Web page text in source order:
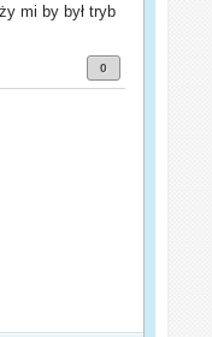
mi by był tryb
0